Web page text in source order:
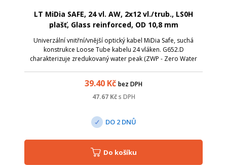
LT MiDia SAFE, 24 vl. AW, 2x12 vl./trub., LS0H
plašť, Glass reinforced, OD 10,8 mm
Univerzální vnitřní/vnější optický kabel MiDia Safe, suchá
konstrukce Loose Tube kabelu 24 vláken. G652.D
charakterizuje zredukovaný water peak (ZWP - Zero Water
39.40 Kč bez DPH
47.67Kč s DPH
DO 2 DNŮ
Do košíku